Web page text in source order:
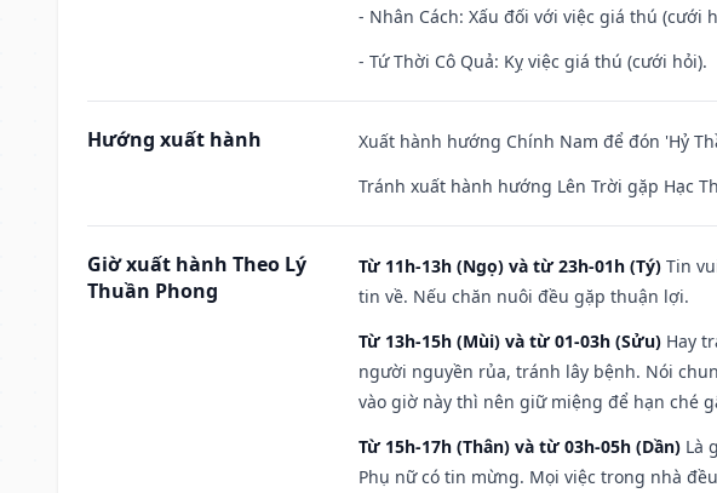
- Nhân Cách: Xấu đối với việc giá thú (cưới
- Tứ Thời Cô Quả: Kỵ việc giá thú (cưới hỏi).
Hướng xuất hành
Xuất hành hướng Chính Nam để đón 'Hỷ
Tránh xuất hành hướng Lên Trời gặp Hạc
Giờ xuất hành Theo Lý
Thuần Phong
Từ 11h-13h (Ngọ) và từ 23h-01h (Tý) Tin
tin về. Nếu chăn nuôi đều gặp thuận lợi.
Từ 13h-15h (Mùi) và từ 01-03h (Sửu) Hay
người nguyền rủa, tránh lây bệnh. Nói
vào giờ này thì nên giữ miệng để hạn ché
Từ 15h-17h (Thân) và từ 03h-05h (Dần) Là
Phụ nữ có tin mừng. Mọi việc trong nhà